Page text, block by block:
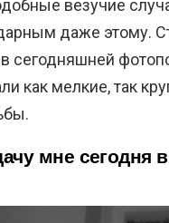
везучие
даже этому.
сегодняшней
как мелкие, так
мне сегодня